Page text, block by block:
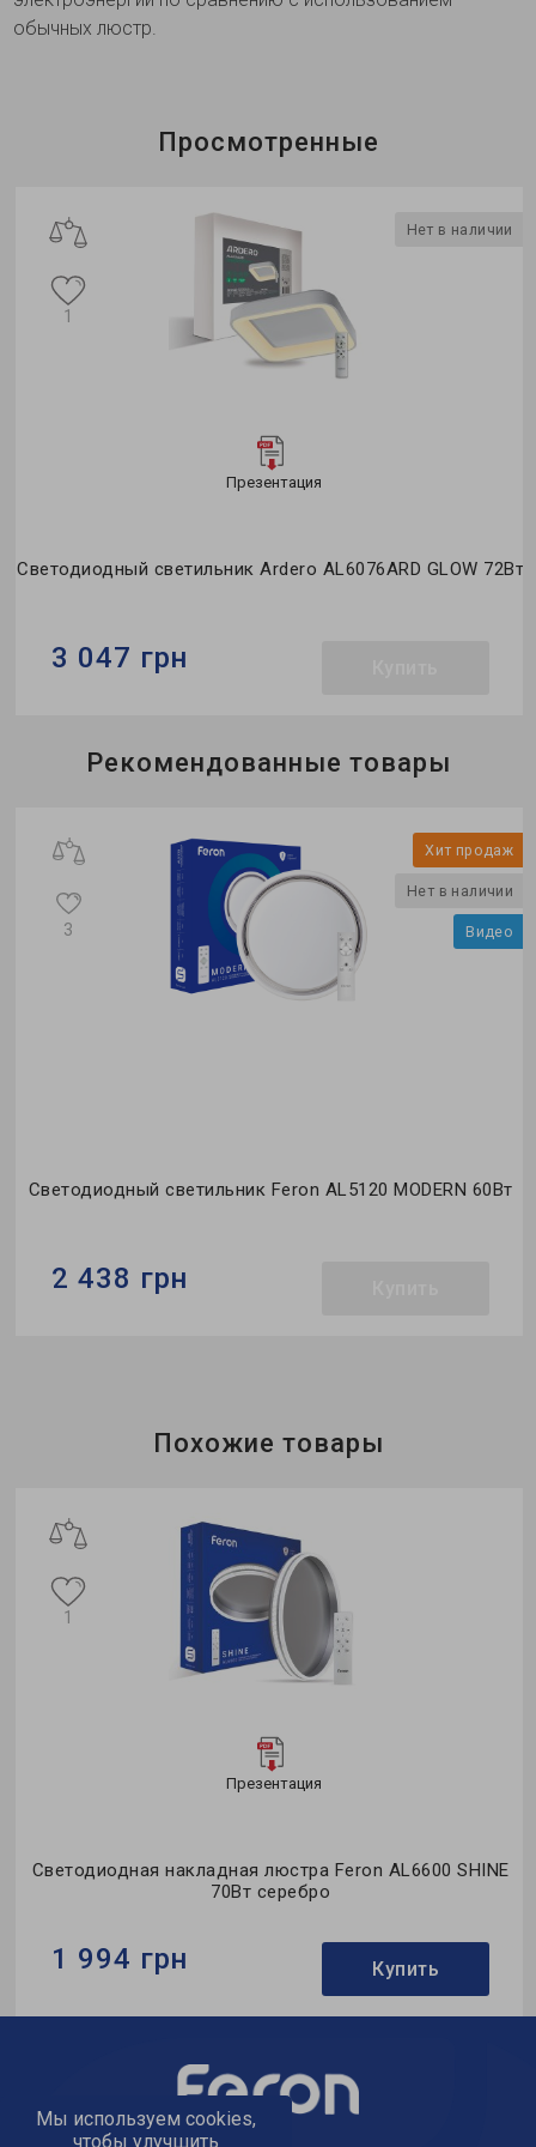
обычных люстр.
Просмотренные
Нет в наличии
Презентация
Светодиодный светильник Ardero AL6076ARD GLOW 72Вт
1
3 047 грн
Бренд:Ardero
накладной
Рекомендованные товары
Хит продаж
Нет в наличии
Видео
Светодиодный светильник Feron AL5120 MODERN 60Вт
3
2 438 грн
MODERN
Похожие товары
Презентация
Светодиодная накладная люстра Feron AL6600 SHINE
70Вт серебро
1
1 994 грн Купить
Тип светильника:потолочная люстра
Коллекция:SHINE
Мы используем cookies,
чтобы улучшить